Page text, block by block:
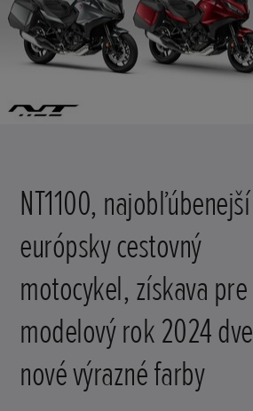
NT1100, najobľúbenejší
európsky cestovný
motocykel, získava pre
modelový rok 2024 dve
nové výrazné farby